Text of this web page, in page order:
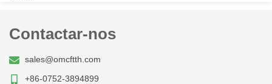
Contactar-nos
sales@omcftth.com
+86-0752-3894899